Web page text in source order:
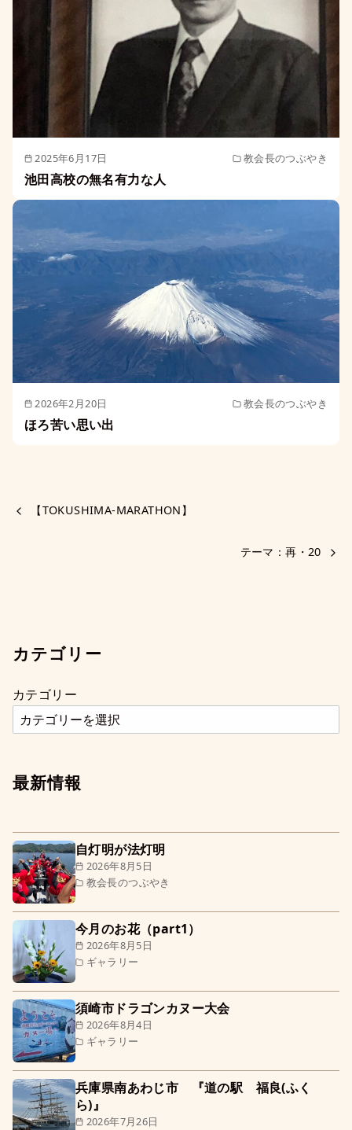
2025年6月17日 教会長のつぶやき
池田高校の無名有力な人
2026年2月20日 教会長のつぶやき
ほろ苦い思い出
【TOKUSHIMA-MARATHON】
テーマ：再・20
カテゴリー
カテゴリー
最新情報
2026年8月5日
教会長のつぶやき
自灯明が法灯明
2026年8月5日
ギャラリー
今月のお花（part1）
2026年8月4日
ギャラリー
須崎市ドラゴンカヌー大会
2026年7月26日
兵庫県南あわじ市 『道の駅 福良(ふく
ら)』